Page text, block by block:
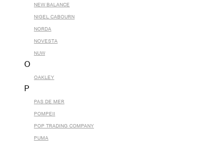
NEW BALANCE
NIGEL CABOURN
NORDA
NOVESTA
NUW
O
OAKLEY
P
PAS DE MER
POMPEII
POP TRADING COMPANY
PUMA